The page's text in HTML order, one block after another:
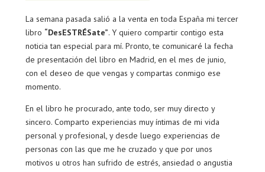
La semana pasada salió a la venta en toda España mi tercer
libro “DesESTRÉSate”. Y quiero compartir contigo esta
noticia tan especial para mí. Pronto, te comunicaré la fecha
de presentación del libro en Madrid, en el mes de junio,
con el deseo de que vengas y compartas conmigo ese
momento.
En el libro he procurado, ante todo, ser muy directo y
sincero. Comparto experiencias muy íntimas de mi vida
personal y profesional, y desde luego experiencias de
personas con las que me he cruzado y que por unos
motivos u otros han sufrido de estrés, ansiedad o angustia